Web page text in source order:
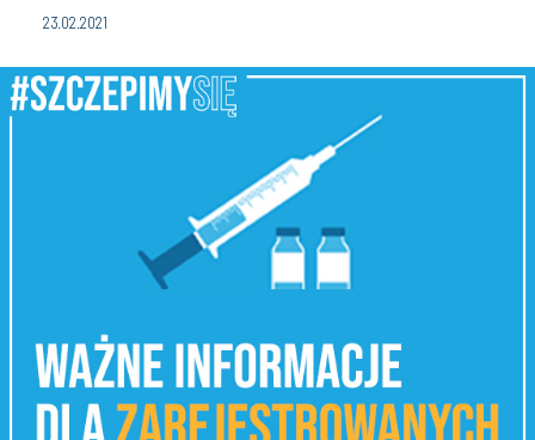
23.02.2021